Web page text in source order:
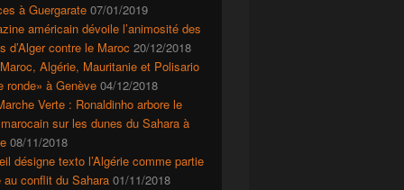
à Guergarate 07/01/2019
américain dévoile l’animosité des
d’Alger contre le Maroc 20/12/2018
Algérie, Mauritanie et Polisario
ronde» à Genève 04/12/2018
Verte : Ronaldinho arbore le
sur les dunes du Sahara à
08/11/2018
désigne texto l’Algérie comme partie
au conflit du Sahara 01/11/2018